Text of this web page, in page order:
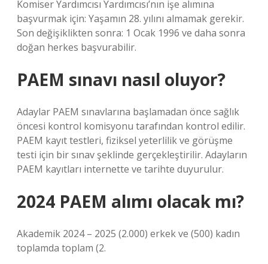
Komiser Yardımcısı Yardımcısı’nın işe alımına
başvurmak için: Yaşamın 28. yılını almamak gerekir.
Son değişiklikten sonra: 1 Ocak 1996 ve daha sonra
doğan herkes başvurabilir.
PAEM sınavı nasıl oluyor?
Adaylar PAEM sınavlarına başlamadan önce sağlık
öncesi kontrol komisyonu tarafından kontrol edilir.
PAEM kayıt testleri, fiziksel yeterlilik ve görüşme
testi için bir sınav şeklinde gerçekleştirilir. Adayların
PAEM kayıtları internette ve tarihte duyurulur.
2024 PAEM alımı olacak mı?
Akademik 2024 – 2025 (2.000) erkek ve (500) kadın
toplamda toplam (2.